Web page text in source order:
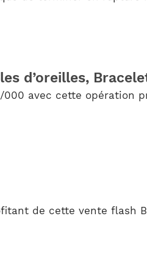
d’oreilles,
avec cette opération
de cette vente flash